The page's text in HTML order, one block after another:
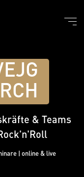
& Teams
| online & live